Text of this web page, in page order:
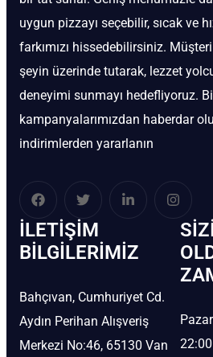
uygun pizzayı seçebilir, sıcak ve
farkımızı hissedebilirsiniz.
şeyin üzerinde tutarak, lezzet
deneyimi sunmayı hedefliyoruz.
kampanyalarımızdan haberdar
indirimlerden yararlanın
İLETIŞIM
BİLGILERIMIZ
Bahçıvan, Cumhuriyet Cd.
Aydın Perihan Alışveriş
Merkezi No:46, 65130 Van
22:00